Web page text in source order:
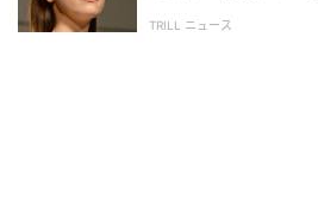
TRILL ニュース